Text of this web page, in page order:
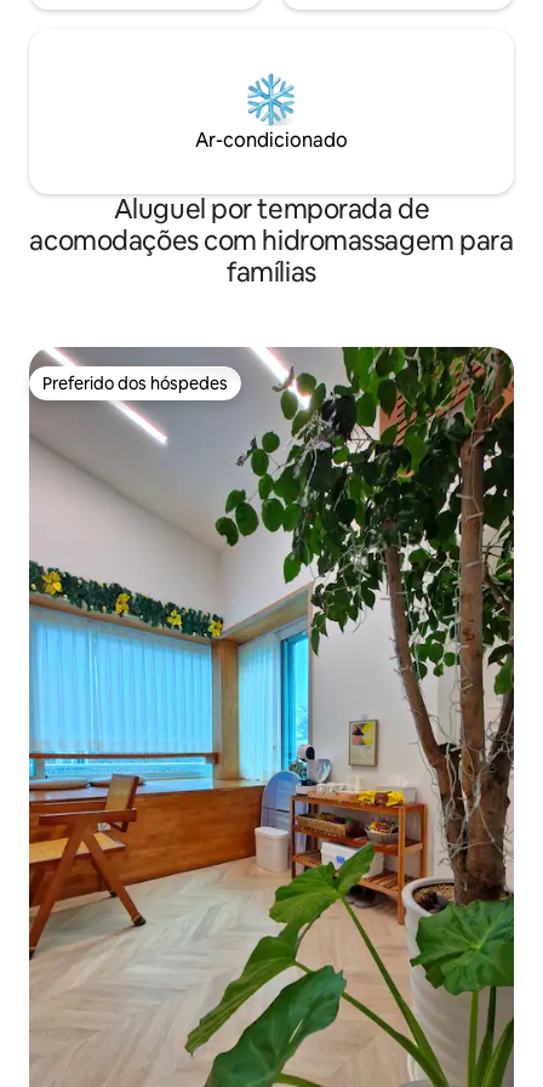
Ar-condicionado
Aluguel por temporada de
acomodações com hidromassagem para
famílias
Preferido dos hóspedes
Preferido dos hóspedes